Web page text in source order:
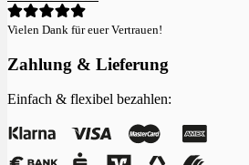
Vielen Dank für euer Vertrauen!
Zahlung & Lieferung
Einfach & flexibel bezahlen: